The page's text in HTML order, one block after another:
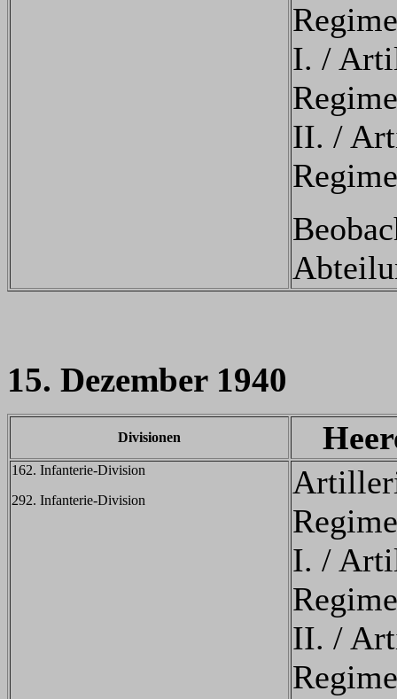
I. /
II. /
15. Dezember 1940
Divisionen
162. Infanterie-Division
292. Infanterie-Division
I. /
II. /